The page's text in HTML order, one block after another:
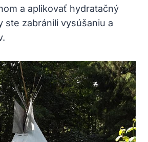
a aplikovať hydratačný
ste zabránili vysúšaniu a